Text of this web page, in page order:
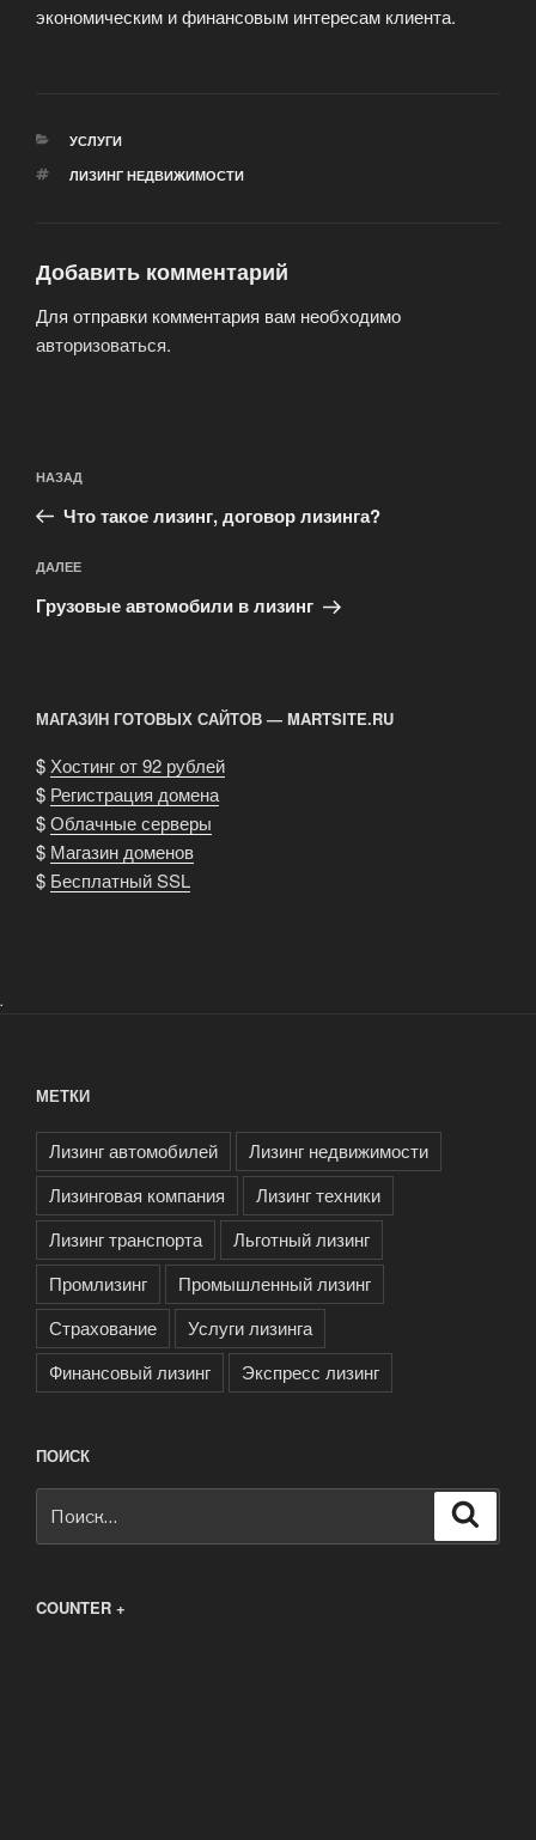
экономическим и финансовым интересам клиента.
РУБРИКИ
УСЛУГИ
МЕТКИ
ЛИЗИНГ НЕДВИЖИМОСТИ
Добавить комментарий
Для отправки комментария вам необходимо
авторизоваться.
по
записям
Предыдущая
запись:
НАЗАД
Что такое лизинг, договор лизинга?
Следующая
запись
ДАЛЕЕ
Грузовые автомобили в лизинг
МАГАЗИН ГОТОВЫХ САЙТОВ — MARTSITE.RU
$ Хостинг от 92 рублей
$ Регистрация домена
$Облачные серверы
$ Магазин доменов
$ Бесплатный SSL
.
МЕТКИ
Лизинг автомобилей
Лизинг недвижимости
Лизинговая компания
Лизинг техники
Лизинг транспорта
Льготный лизинг
Промлизинг
Промышленный лизинг
Страхование
Услуги лизинга
Финансовый лизинг
Экспресс лизинг
ПОИСК
COUNTER +